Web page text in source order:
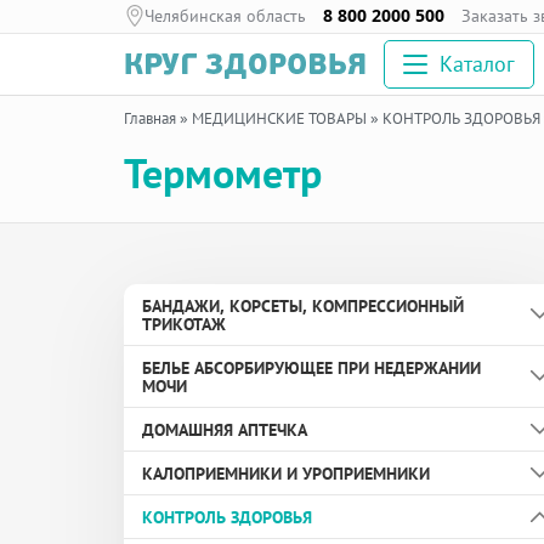
Челябинская область 8 800 2000 500 Заказать
Каталог
Главная» МЕДИЦИНСКИЕ ТОВАРЫ » КОНТРОЛЬ ЗДОРОВЬЯ
Термометр
БАНДАЖИ, КОРСЕТЫ, КОМПРЕССИОННЫЙ
ТРИКОТАЖ
Бандаж дородовой
Бандаж противогрыжевой
Бандаж с аппликаторами биомагнитными
медицинскими
Бандаж согревающий
БЕЛЬЕ АБСОРБИРУЮЩЕЕ ПРИ НЕДЕРЖАНИИ
МОЧИ
Вкладыши урологические
Пелёнки
Подгузники и подгузники-трусы для взрослых
ДОМАШНЯЯ АПТЕЧКА
Здоровье глаз
Здоровье ног и суставов
КАЛОПРИЕМНИКИ И УРОПРИЕМНИКИ
Зажим для дренируемого калоприемника
КОНТРОЛЬ ЗДОРОВЬЯ